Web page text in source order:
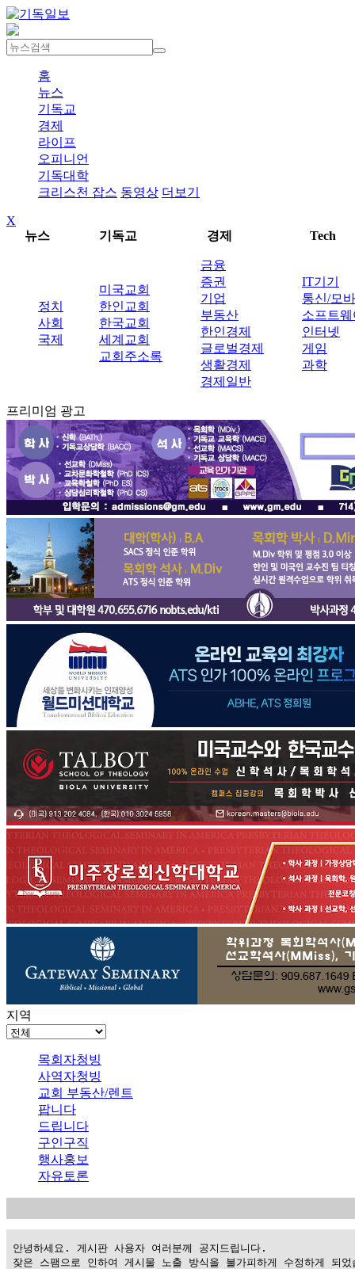
홈
뉴스
기독교
경제
라이프
오피니언
기독대학
크리스천 잡스 동영상 더보기
X
뉴스
기독교 경제 Tech
정치
사회
국제
미국교회
한인교회
한국교회
세계교회
교회주소록
금융
증권
기업
부동산
한인경제
글로벌경제
생활경제
경제일반
IT기기
통신/모
소프트웨
인터넷
게임
과학
프리미엄 광고
지역
목회자청빙
사역자청빙
교회 부동산/렌트
팝니다
드립니다
구인구직
행사홍보
자유토론
안녕하세요. 게시판 사용자 여러분께 공지드립니다.
잦은 스팸으로 인하여 게시물 노출 방식을 불가피하게 수정하게 되었